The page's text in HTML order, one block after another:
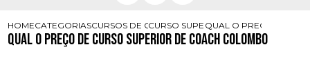
HOMECATEGORIASCURSOS DE COACHCURSO SUPERIOR DE COACH
QUAL O PRECO DE
Qual o Preço de Curso Superior de Coach Colombo